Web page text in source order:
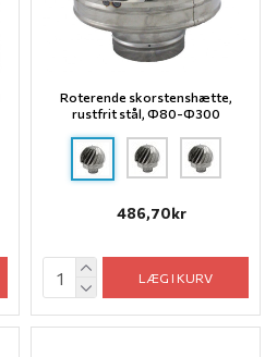
Roterende skorstenshætte,
rustfrit stål, Ф80-Ф300
486,70kr
LÆG I KURV